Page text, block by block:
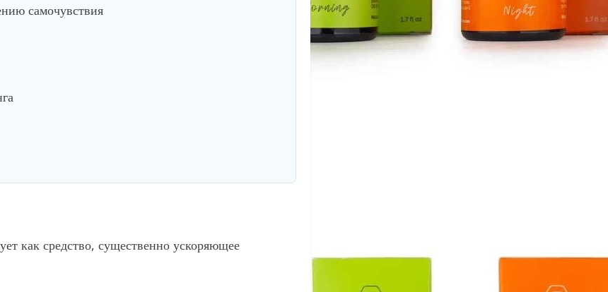
самочувствия
как средство, существенно ускоряющее